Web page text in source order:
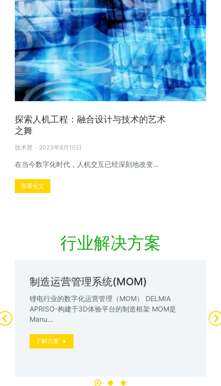
探索人机工程：融合设计与技术的艺术
之舞
技术慧 2023年8月10日
在当今数字化时代，人机交互已经深刻地改变…
查看全文
行业解决方案
制造运营管理系统(MOM)
锂电行业的数字化运营管理（MOM） DELMIA
APRISO-构建于3D体验平台的制造框架 MOM是
Manu…
了解方案